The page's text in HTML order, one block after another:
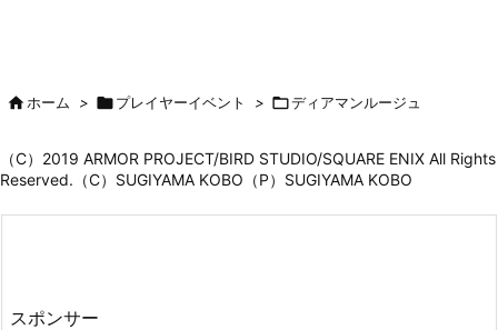
ホーム > プレイヤーイベント > ディアマンルージュ
（C）2019 ARMOR PROJECT/BIRD STUDIO/SQUARE ENIX All Rights
Reserved.（C）SUGIYAMA KOBO（P）SUGIYAMA KOBO
スポンサー